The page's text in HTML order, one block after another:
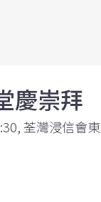
慶崇拜
荃灣浸信會東